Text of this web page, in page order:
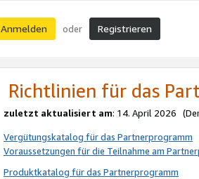
Anmelden oder Registrieren
Richtlinien für das
zuletzt aktualisiert am: 14. April 2026
Vergütungskatalog für das Partnerprogramm
Voraussetzungen für die Teilnahme am
Produktkatalog für das Partnerprogramm